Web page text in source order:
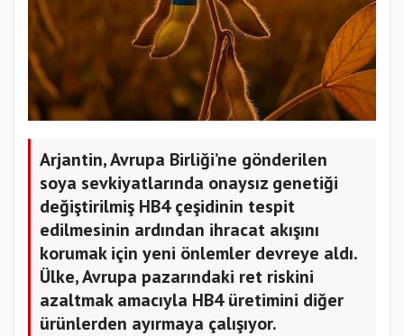
Arjantin, Avrupa Birliği’ne gönderilen
soya sevkiyatlarında onaysız genetiği
değiştirilmiş HB4 çeşidinin tespit
edilmesinin ardından ihracat akışını
korumak için yeni önlemler devreye aldı.
Ülke, Avrupa pazarındaki ret riskini
azaltmak amacıyla HB4 üretimini diğer
ürünlerden ayırmaya çalışıyor.